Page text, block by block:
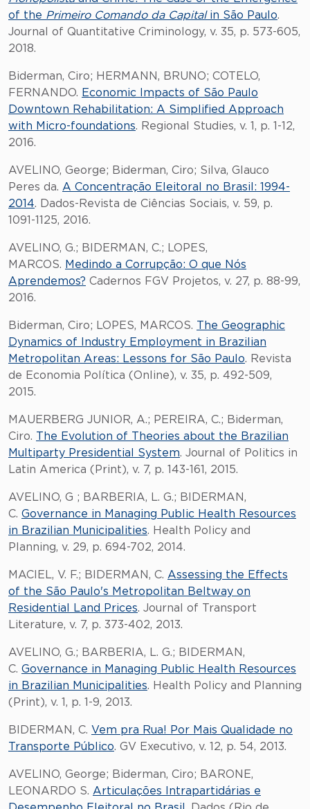
of the Primeiro Comando da Capitalin São Paulo.
Journal of Quantitative Criminology, v. 35, p. 573-605,
2018.
Biderman, Ciro; HERMANN, BRUNO; COTELO,
FERNANDO. Economic Impacts of São Paulo
Downtown Rehabilitation: A Simplified Approach
with Micro-foundations. Regional Studies, v. 1, p. 1-12,
2016.
AVELINO, George; Biderman, Ciro; Silva, Glauco
Peres da. A Concentração Eleitoral no Brasil: 1994-
2014. Dados-Revista de Ciências Sociais, v. 59, p.
1091-1125, 2016.
AVELINO, G.; BIDERMAN, C.; LOPES,
MARCOS. Medindo a Corrupção: O que Nós
Aprendemos? Cadernos FGV Projetos, v. 27, p. 88-99,
2016.
Biderman, Ciro; LOPES, MARCOS. The Geographic
Dynamics of Industry Employment in Brazilian
Metropolitan Areas: Lessons for São Paulo. Revista
de Economia Política (Online), v. 35, p. 492-509,
2015.
MAUERBERG JUNIOR, A.; PEREIRA, C.; Biderman,
Ciro. The Evolution of Theories about the Brazilian
Multiparty Presidential System. Journal of Politics in
Latin America (Print), v. 7, p. 143-161, 2015.
AVELINO, G ; BARBERIA, L. G.; BIDERMAN,
C. Governance in Managing Public Health Resources
in Brazilian Municipalities. Health Policy and
Planning, v. 29, p. 694-702, 2014.
MACIEL, V. F.; BIDERMAN, C. Assessing the Effects
of the São Paulo's Metropolitan Beltway on
Residential Land Prices. Journal of Transport
Literature, v. 7, p. 373-402, 2013.
AVELINO, G.; BARBERIA, L. G.; BIDERMAN,
C. Governance in Managing Public Health Resources
in Brazilian Municipalities. Health Policy and Planning
(Print), v. 1, p. 1-9, 2013.
BIDERMAN, C. Vem pra Rua! Por Mais Qualidade no
Transporte Público. GV Executivo, v. 12, p. 54, 2013.
AVELINO, George; Biderman, Ciro; BARONE,
LEONARDO S. Articulações Intrapartidárias e